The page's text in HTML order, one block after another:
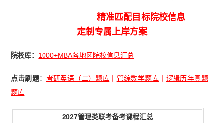
精准匹配目标院校信息
定制专属上岸方案
院校库： 1000+MBA各地区院校信息汇总
点击刷题： 考研英语（二）题库 丨 管综数学题库 丨 逻辑历年真题
题库
2027管理类联考备考课程汇总